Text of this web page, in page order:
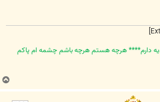
دارم**** هرچه هستم هرچه باشم چشمه ام پاکم